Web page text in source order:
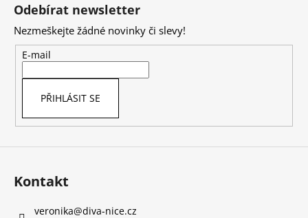
Odebírat newsletter
Nezmeškejte žádné novinky či slevy!
E-mail
PŘIHLÁSIT SE
Kontakt
veronika@diva-nice.cz